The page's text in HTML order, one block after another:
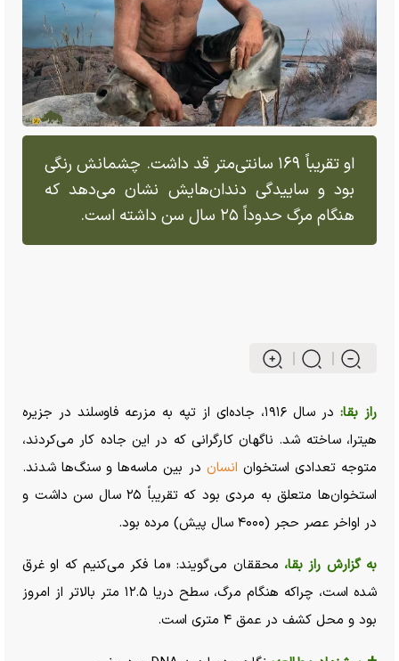
او تقریباً ۱۶۹ سانتی‌متر قد داشت. چشمانش رنگی
بود و ساییدگی دندان‌هایش نشان می‌دهد که
هنگام مرگ حدوداً ۲۵ سال سن داشته است.
راز بقا:
در سال ۱۹۱۶، جاده‌ای از تپه به مزرعه فاوسلند در جزیره
هیترا، ساخته شد. ناگهان کارگرانی که در این جاده کار می‌کردند،
متوجه تعدادی استخوان انسان در بین ماسه‌ها و سنگ‌ها شدند.
استخوان‌ها متعلق به مردی بود که تقریباً ۲۵ سال سن داشت و
در اواخر عصر حجر (۴۰۰۰ سال پیش) مرده بود.
به گزارش راز بقا، محققان می‌گویند: «ما فکر می‌کنیم که او غرق
شده است، چراکه هنگام مرگ، سطح دریا ۱۲.۵ متر بالاتر از امروز
بود و محل کشف در عمق ۴ متری است.